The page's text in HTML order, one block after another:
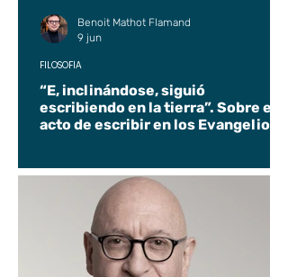
“E, inclinándose, siguió
escribiendo en la tierra”. Sobre el
acto de escribir en los Evangelios.
FILOSOFÍA
Benoit Mathot Flamand
9 jun